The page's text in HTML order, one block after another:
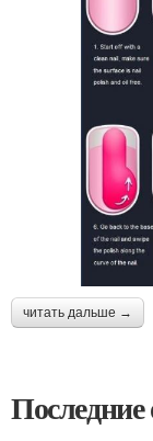
читать дальше →
Последние